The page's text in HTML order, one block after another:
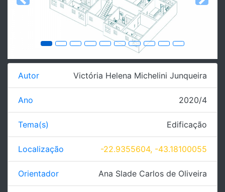
Previous Next
Autor Victória Helena Michelini Junqueira
Ano 2020/4
Tema(s) Edificação
Localização -22.9355604, -43.18100055
Orientador Ana Slade Carlos de Oliveira